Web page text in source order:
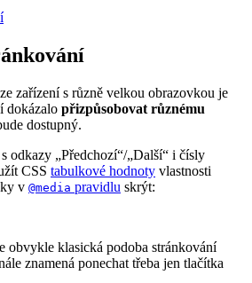
zařízení s různě velkou obrazovkou je
dokázalo přizpůsobovat různému
dostupný.
odkazy „Předchozí“/„Další“ i čísly
CSS tabulkové hodnoty vlastnosti
v @media pravidlu skrýt:
obvykle klasická podoba stránkování
znamená ponechat třeba jen tlačítka